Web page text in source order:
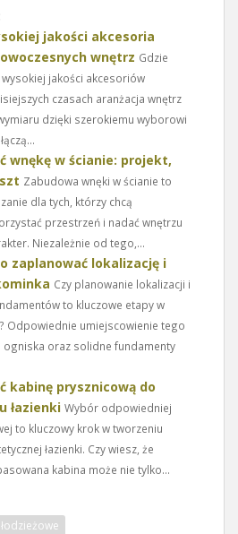
jakości akcesoria
wnętrz Gdzie
jakości akcesoriów
czasach aranżacja wnętrz
dzięki szerokiemu wyborowi
wnękę w ścianie: projekt,
Zabudowa wnęki w ścianie to
dla tych, którzy chcą
przestrzeń i nadać wnętrzu
Niezależnie od tego,...
zaplanować lokalizację i
Czy planowanie lokalizacji i
to kluczowe etapy w
Odpowiednie umiejscowienie tego
oraz solidne fundamenty
kabinę prysznicową do
łazienki Wybór odpowiedniej
to kluczowy krok w tworzeniu
łazienki. Czy wiesz, że
kabina może nie tylko...